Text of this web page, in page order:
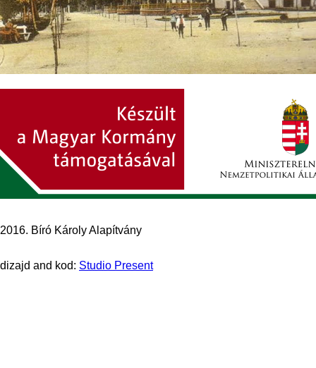
2016. Bíró Károly Alapítvány
dizajd and kod: Studio Present